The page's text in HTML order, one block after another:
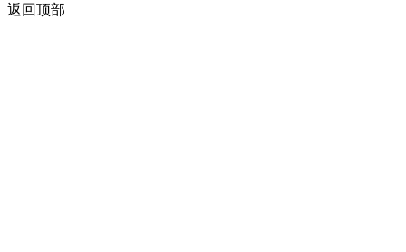
返回顶部